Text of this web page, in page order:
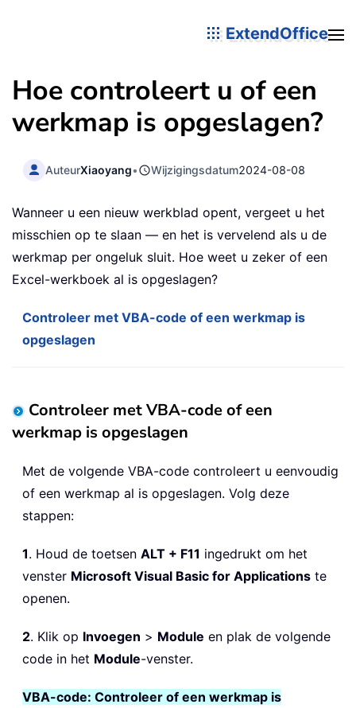
ExtendOffice
Hoe controleert u of een
werkmap is opgeslagen?
AuteurXiaoyang• Wijzigingsdatum2024-08-08
Wanneer u een nieuw werkblad opent, vergeet u het
misschien op te slaan — en het is vervelend als u de
werkmap per ongeluk sluit. Hoe weet u zeker of een
Excel-werkboek al is opgeslagen?
Controleer met VBA-code of een werkmap is
opgeslagen
Controleer met VBA-code of een
werkmap is opgeslagen
Met de volgende VBA-code controleert u eenvoudig
of een werkmap al is opgeslagen. Volg deze
stappen:
1. Houd de toetsen ALT + F11 ingedrukt om het
venster Microsoft Visual Basic for Applications te
openen.
2. Klik op Invoegen > Module en plak de volgende
code in het Module-venster.
VBA-code: Controleer of een werkmap is